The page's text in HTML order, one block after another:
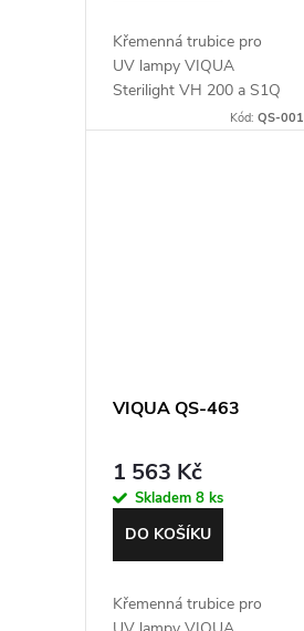
k
Křemenná trubice pro
UV lampy VIQUA
Sterilight VH 200 a S1Q
Kód: QS-001
VIQUA QS-463
1 563 Kč
Skladem 8 ks
DO KOŠÍKU
Křemenná trubice pro